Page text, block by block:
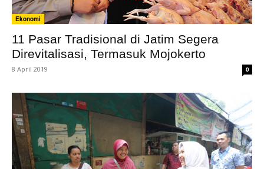
Ekonomi
11 Pasar Tradisional di Jatim Segera
Direvitalisasi, Termasuk Mojokerto
8 April 2019 0